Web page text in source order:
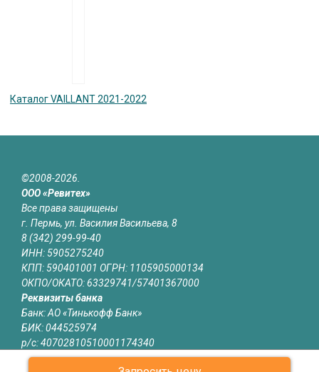
Каталог VAILLANT 2021-2022
©2008-2026.
ООО «Ревитех»
Все права защищены
г. Пермь, ул. Василия Васильева, 8
8 (342) 299-99-40
ИНН: 5905275240
КПП: 590401001 ОГРН: 1105905000134
ОКПО/ОКАТО: 63329741/57401367000
Реквизиты банка
Банк: АО «Тинькофф Банк»
БИК: 044525974
р/с: 40702810510001174340
к/с: 30101810145250000974